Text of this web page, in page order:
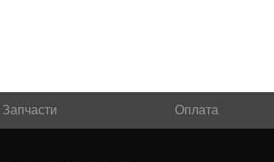
Запчасти Оплата